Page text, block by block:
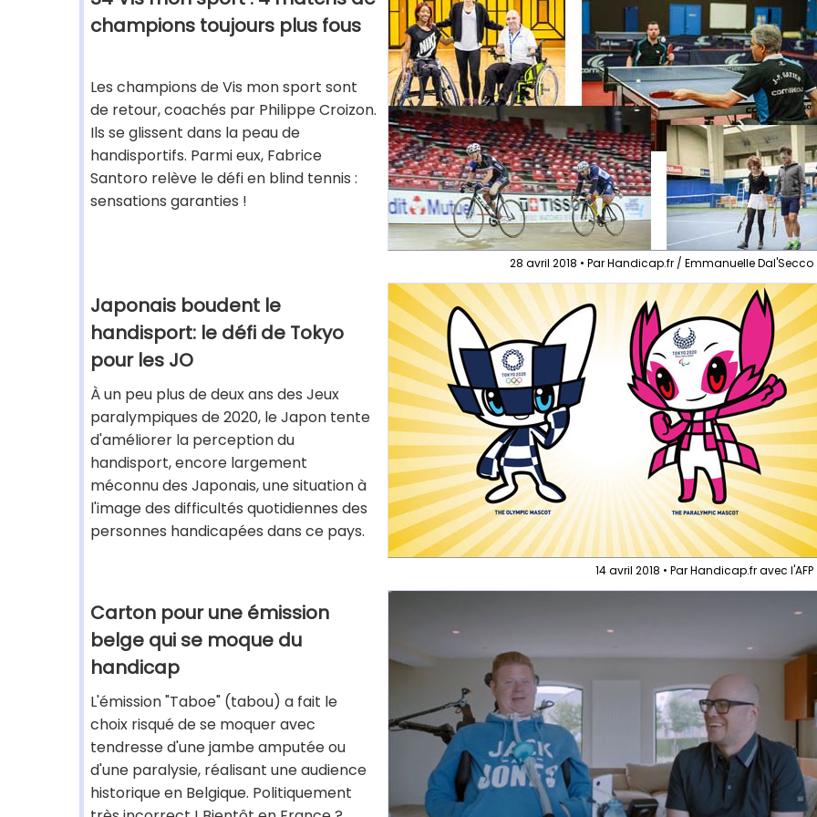
champions toujours plus fous
Les champions de Vis mon sport sont
de retour, coachés par Philippe Croizon.
Ils se glissent dans la peau de
handisportifs. Parmi eux, Fabrice
Santoro relève le défi en blind tennis :
sensations garanties !
28 avril 2018 • Par Handicap.fr / Emmanuelle Dal'Secco
Japonais boudent le
handisport: le défi de Tokyo
pour les JO
À un peu plus de deux ans des Jeux
paralympiques de 2020, le Japon tente
d'améliorer la perception du
handisport, encore largement
méconnu des Japonais, une situation à
l'image des difficultés quotidiennes des
personnes handicapées dans ce pays.
14 avril 2018 • Par Handicap.fr avec l'AFP
Carton pour une émission
belge qui se moque du
handicap
L'émission "Taboe" (tabou) a fait le
choix risqué de se moquer avec
tendresse d'une jambe amputée ou
d'une paralysie, réalisant une audience
historique en Belgique. Politiquement